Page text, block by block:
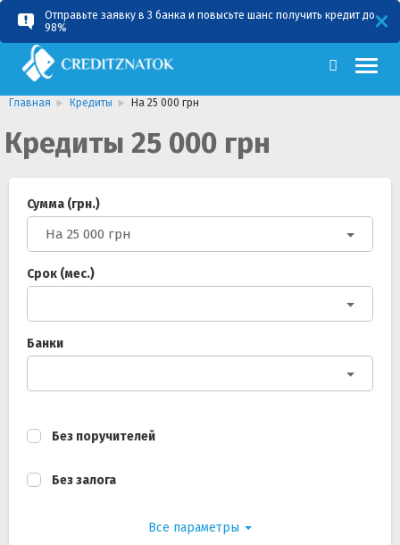
Отправьте заявку в 3 банка и повысьте шанс получить кредит до
98%
RU UA
Главная Кредиты На 25 000 грн
Кредиты 25 000 грн
Сумма (грн.)
На 25 000 грн
Срок (мес.)
Банки
Без поручителей
Без залога
Все параметры